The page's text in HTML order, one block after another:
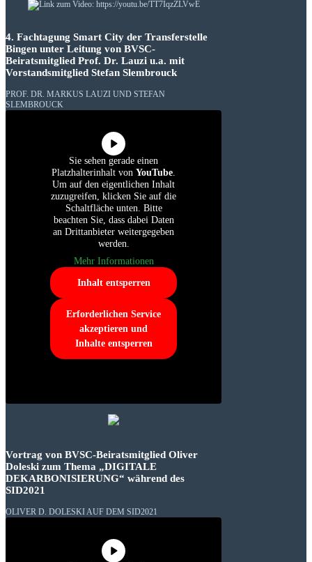
4. Fachtagung Smart City der Transferstelle
Bingen unter Leitung von BVSC-
Beiratsmitglied Prof. Dr. Lauzi u.a. mit
Vorstandsmitglied Stefan Slembrouck
PROF. DR. MARKUS LAUZI UND STEFAN
SLEMBROUCK
Sie sehen gerade einen
Platzhalterinhalt von YouTube.
Um auf den eigentlichen Inhalt
zuzugreifen, klicken Sie auf die
Schaltfläche unten. Bitte
beachten Sie, dass dabei Daten
an Drittanbieter weitergegeben
werden.
Mehr Informationen
Inhalt entsperren
Erforderlichen Service
akzeptieren und
Inhalte entsperren
Vortrag von BVSC-Beiratsmitglied Oliver
Doleski zum Thema „DIGITALE
DEKARBONISIERUNG“ während des
SID2021
OLIVER D. DOLESKI AUF DEM SID2021